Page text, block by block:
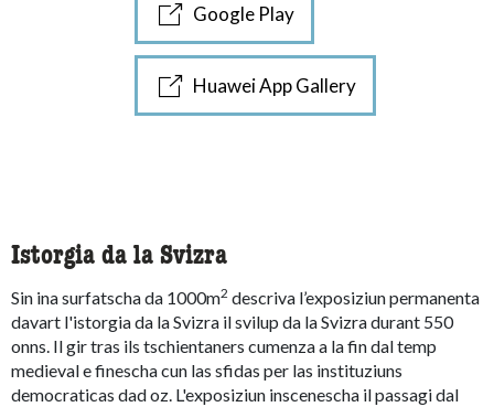
Google Play
Huawei App Gallery
Istorgia da la Svizra
Sin ina surfatscha da 1000m2 descriva l’exposiziun permanenta
davart l'istorgia da la Svizra il svilup da la Svizra durant 550
onns. Il gir tras ils tschientaners cumenza a la fin dal temp
medieval e finescha cun las sfidas per las instituziuns
democraticas dad oz. L'exposiziun inscenescha il passagi dal